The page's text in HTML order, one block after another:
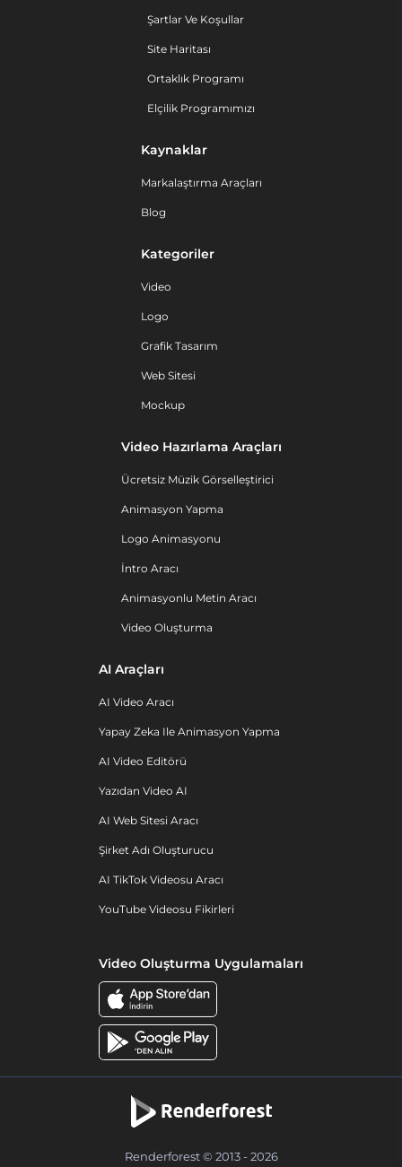
Şartlar Ve Koşullar
Site Haritası
Ortaklık Programı
Elçilik Programımızı
Kaynaklar
Markalaştırma Araçları
Blog
Kategoriler
Video
Logo
Grafik Tasarım
Web Sitesi
Mockup
Video Hazırlama Araçları
Ücretsiz Müzik Görselleştirici
Animasyon Yapma
Logo Animasyonu
İntro Aracı
Animasyonlu Metin Aracı
Video Oluşturma
AI Araçları
AI Video Aracı
Yapay Zeka Ile Animasyon Yapma
AI Video Editörü
Yazıdan Video AI
AI Web Sitesi Aracı
Şirket Adı Oluşturucu
AI TikTok Videosu Aracı
YouTube Videosu Fikirleri
Video Oluşturma Uygulamaları
Renderforest © 2013 - 2026